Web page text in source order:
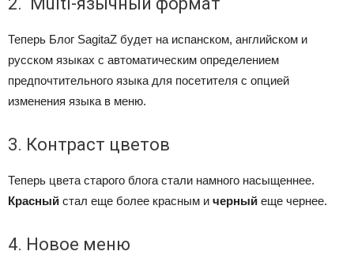
Теперь Блог SagitaZ будет на испанском, английском и
русском языках с автоматическим определением
предпочтительного языка для посетителя с опцией
изменения языка в меню.
3. Контраст цветов
Теперь цвета старого блога стали намного насыщеннее.
Красный стал еще более красным и черный еще чернее.
4. Новое меню